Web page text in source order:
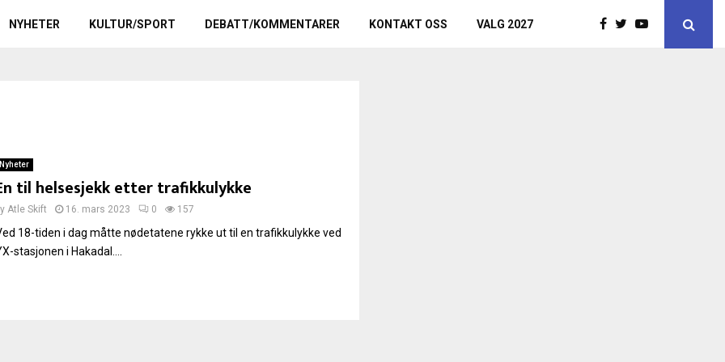
NYHETER KULTUR/SPORT DEBATT/KOMMENTARER KONTAKT OSS VALG 2027
Nyheter
til helsesjekk etter trafikkulykke
Atle Skift 16. mars 2023 0 157
18-tiden i dag måtte nødetatene rykke ut til en trafikkulykke ved
stasjonen i Hakadal....